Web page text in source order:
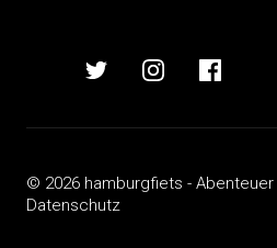
hamburgfietshamburgfiets
auf
hamburgfiets
auf
auf
© 2026 hamburgfiets - Abenteuer
Datenschutz